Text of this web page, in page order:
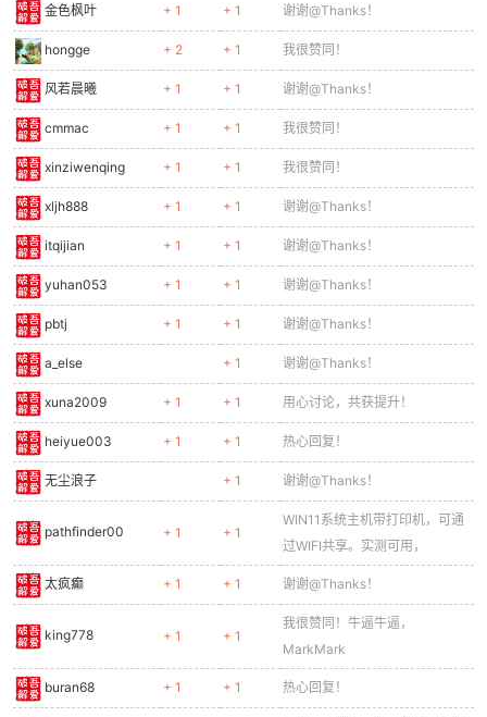
金色枫叶 + 1 + 1 谢谢@Thanks！
hongge + 2 + 1 我很赞同！
风若晨曦 + 1 + 1 谢谢@Thanks！
cmmac + 1 + 1 我很赞同！
xinziwenqing + 1 + 1 我很赞同！
xljh888 + 1 + 1 谢谢@Thanks！
itqijian + 1 + 1 谢谢@Thanks！
yuhan053 + 1 + 1 谢谢@Thanks！
pbtj + 1 + 1 谢谢@Thanks！
a_else + 1 谢谢@Thanks！
xuna2009 + 1 + 1 用心讨论，共获提升！
heiyue003 + 1 + 1 热心回复！
无尘浪子 + 1 谢谢@Thanks！
pathfinder00 + 1 + 1
WIN11系统主机带打印机，可通
过WIFI共享。实测可用，
太疯癫 + 1 + 1 谢谢@Thanks！
king778 + 1 + 1
我很赞同！牛逼牛逼，
MarkMark
buran68 + 1 + 1 热心回复！